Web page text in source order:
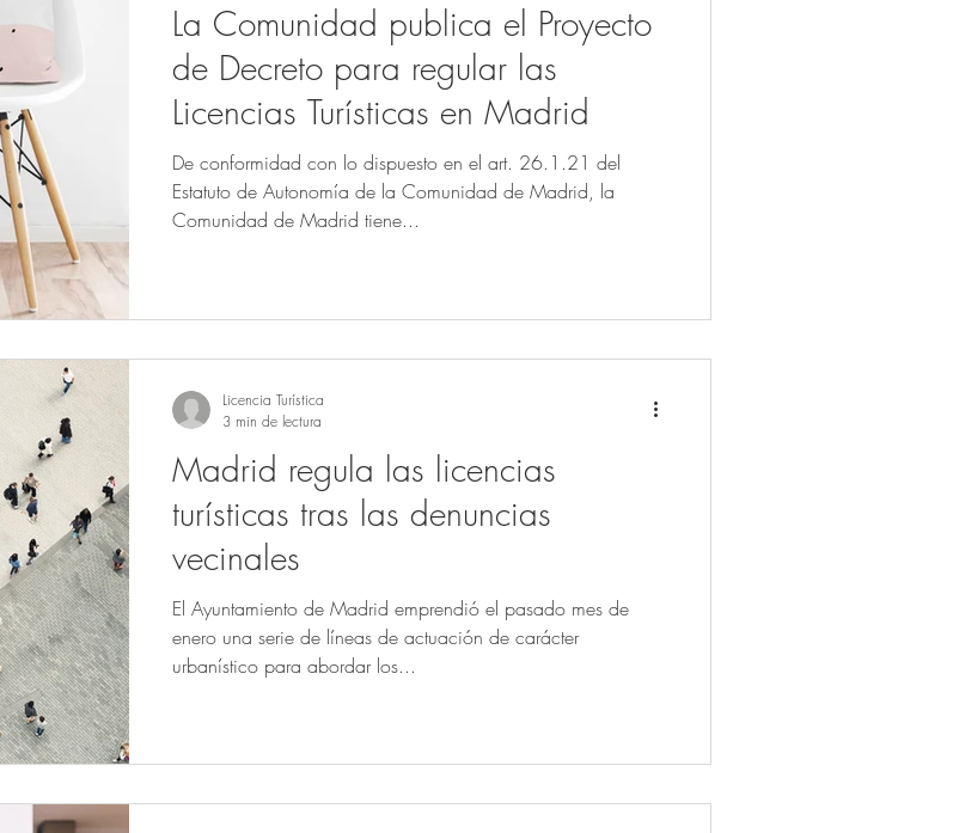
La Comunidad publica el Proyecto
de Decreto para regular las
Licencias Turísticas en Madrid
De conformidad con lo dispuesto en el art. 26.1.21 del
Estatuto de Autonomía de la Comunidad de Madrid, la
Comunidad de Madrid tiene...
Madrid regula las licencias
turísticas tras las denuncias
vecinales
El Ayuntamiento de Madrid emprendió el pasado mes de
enero una serie de líneas de actuación de carácter
urbanístico para abordar los...
Licencia Turística
3 min de lectura